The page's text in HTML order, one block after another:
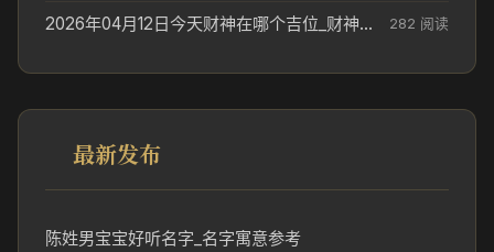
2026年04月12日今天财神在哪个吉位_财神方位参考 282 阅读
最新发布
陈姓男宝宝好听名字_名字寓意参考